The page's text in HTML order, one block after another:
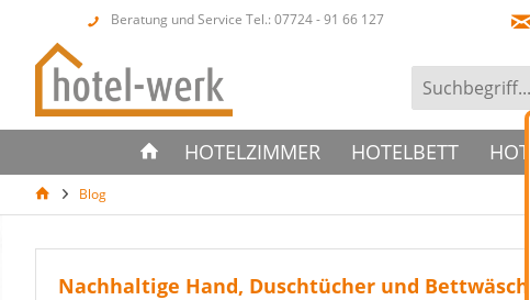
Beratung und Service Tel.: 07724 - 91 66 127
HOTELZIMMER HOTELBETT
Blog
Nachhaltige Hand, Duschtücher und Bettwäsche